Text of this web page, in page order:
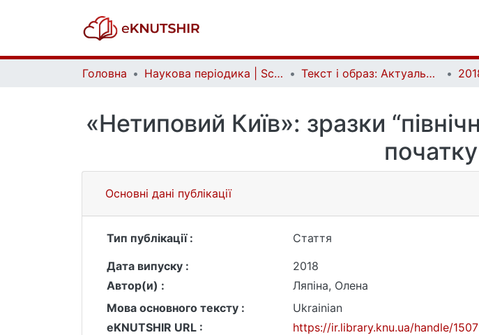
Головна Наукова періодика | Scientific periodicals Текст і образ: Актуальні проблеми історії мистецтва | Text and Image: Essential Problems in Art History
«Нетиповий Київ»: зразки
Основні дані публікації
Тип публікації :
Стаття
Дата випуску :
2018
Автор(и) :
Ляпіна, Олена
Мова основного тексту :
Ukrainian
eKNUTSHIR URL :
https://ir.library.knu.ua/handle/